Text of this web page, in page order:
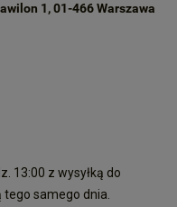
1, 01-466 Warszawa
13:00 z wysyłką do
samego dnia.